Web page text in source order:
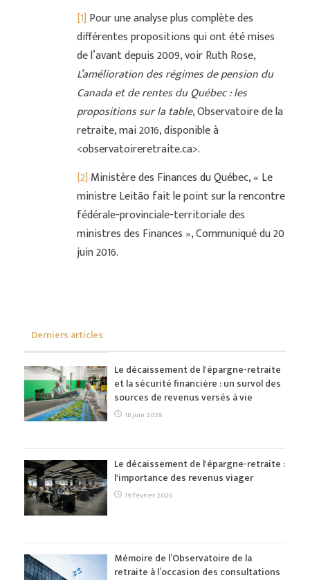
[1] Pour une analyse plus complète des
différentes propositions qui ont été mises
de l’avant depuis 2009, voir Ruth Rose,
L’amélioration des régimes de pension du
Canada et de rentes du Québec : les
propositions sur la table, Observatoire de la
retraite, mai 2016, disponible à
<observatoireretraite.ca>.
[2] Ministère des Finances du Québec, « Le
ministre Leitão fait le point sur la rencontre
fédérale-provinciale-territoriale des
ministres des Finances », Communiqué du 20
juin 2016.
Derniers articles
Le décaissement de l'épargne-retraite
et la sécurité financière : un survol des
sources de revenus versés à vie
18 juin 2026
Le décaissement de l'épargne-retraite :
l'importance des revenus viager
19 février 2026
Mémoire de l’Observatoire de la
retraite à l’occasion des consultations